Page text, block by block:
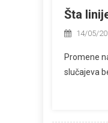
Šta
14/05/
Promene
slučajeva